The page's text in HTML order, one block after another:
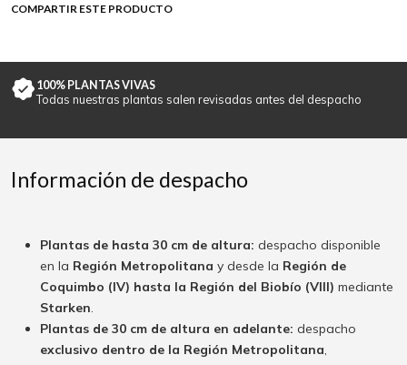
COMPARTIR ESTE PRODUCTO
100% PLANTAS VIVAS
Todas nuestras plantas salen revisadas antes del despacho
Información de despacho
Plantas de hasta 30 cm de altura: despacho disponible
en la Región Metropolitana y desde la Región de
Coquimbo (IV) hasta la Región del Biobío (VIII) mediante
Starken.
Plantas de 30 cm de altura en adelante: despacho
exclusivo dentro de la Región Metropolitana,